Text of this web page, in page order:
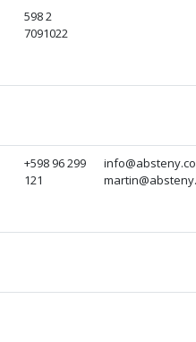
598 2
7091022
+598 96 299
121